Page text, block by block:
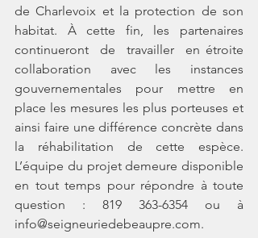
de Charlevoix et la protection de son
habitat. À cette fin, les partenaires
continueront  de  travailler  en étroite
collaboration  avec  les  instances
gouvernementales pour mettre en
place les mesures les plus porteuses et
ainsi faire une différence concrète dans
la réhabilitation de cette espèce.
L’équipe du projet demeure disponible
en tout temps pour répondre à toute
question : 819 363-6354 ou à
info@seigneuriedebeaupre.com.